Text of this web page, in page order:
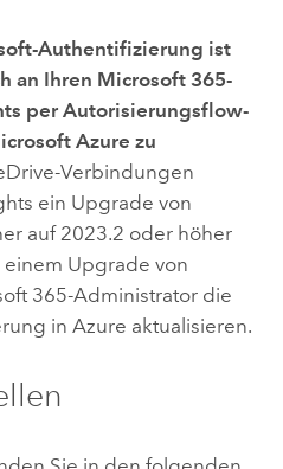
Authentifizierung ist
an Ihren Microsoft 365-
per Autorisierungsflow-
Azure zu
-Verbindungen
ein Upgrade von
auf 2023.2 oder höher
Upgrade von
365-Administrator die
in Azure aktualisieren.